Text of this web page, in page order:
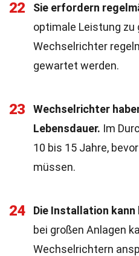
22 Sie erfordern
optimale Leistung
Wechselrichter
gewartet werden.
23
Wechselrichter
Lebensdauer. Im
10 bis 15 Jahre,
müssen.
24 Die Installation kann
bei großen Anlagen
Wechselrichtern